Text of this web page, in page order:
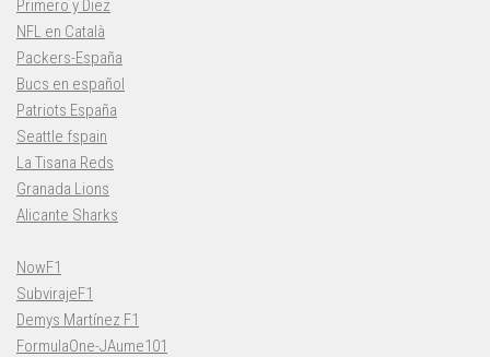
Primero y Diez
NFL en Català
Packers-España
Bucs en español
Patriots España
Seattle fspain
La Tisana Reds
Granada Lions
Alicante Sharks
NowF1
SubvirajeF1
Demys Martínez F1
FormulaOne-JAume101